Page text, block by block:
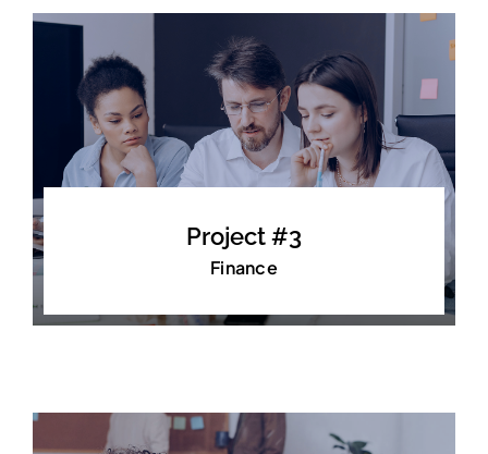
Project #3
Finance